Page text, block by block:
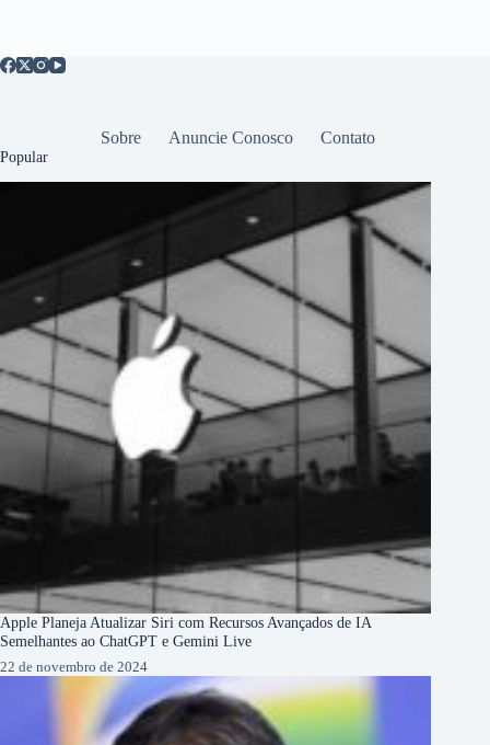
Sobre Anuncie Conosco Contato
Popular
Apple Planeja Atualizar Siri com Recursos Avançados de IA
Semelhantes ao ChatGPT e Gemini Live
22 de novembro de 2024